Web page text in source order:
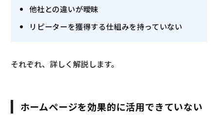
他社との違いが曖昧
リピーターを獲得する仕組みを持っていない
それぞれ、詳しく解説します。
ホームページを効果的に活用できていない